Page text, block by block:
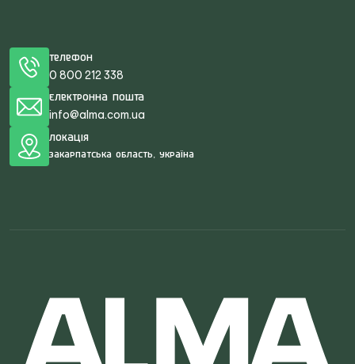
Телефон
0 800 212 338
Електронна пошта
info@alma.com.ua
Локація
Закарпатська область, Україна